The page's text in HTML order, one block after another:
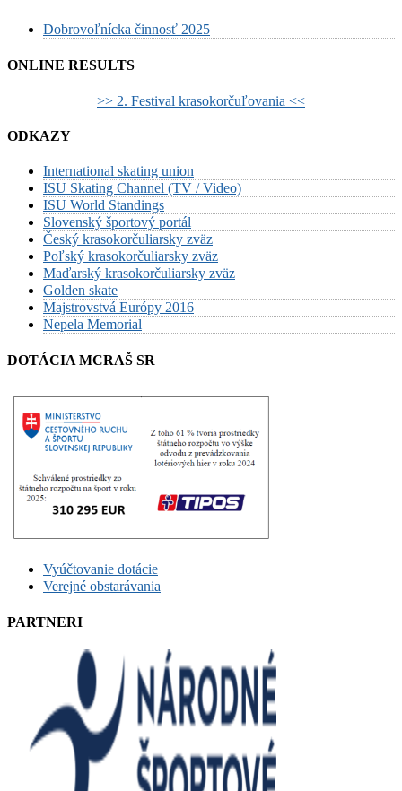
Dobrovoľnícka činnosť 2025
ONLINE RESULTS
>> 2. Festival krasokorčuľovania <<
ODKAZY
International skating union
ISU Skating Channel (TV / Video)
ISU World Standings
Slovenský športový portál
Český krasokorčuliarsky zväz
Poľský krasokorčuliarsky zväz
Maďarský krasokorčuliarsky zväz
Golden skate
Majstrovstvá Európy 2016
Nepela Memorial
DOTÁCIA MCRAŠ SR
Vyúčtovanie dotácie
Verejné obstarávania
PARTNERI